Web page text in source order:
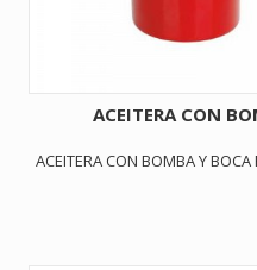
ACEITERA CON
ACEITERA CON BOMBA Y BOCA